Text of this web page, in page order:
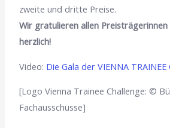
zweite und dritte Preise.
Wir gratulieren allen
herzlich!
Video: Die Gala der VIENNA TRAINEE
[Logo Vienna Trainee Challenge: ©
Fachausschüsse]